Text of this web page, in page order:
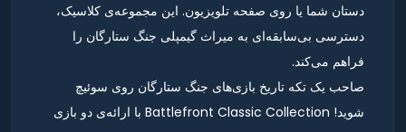
دستان شما یا روی صفحه تلویزیون. این مجموعه‌ی کلاسیک،
دسترسی بی‌سابقه‌ای به میراث گیمپلی جنگ ستارگان را
فراهم می‌کند.
صاحب یک تکه تاریخ بازی‌های جنگ ستارگان روی سوئیچ
شوید! Battlefront Classic Collection با ارائه‌ی دو بازی